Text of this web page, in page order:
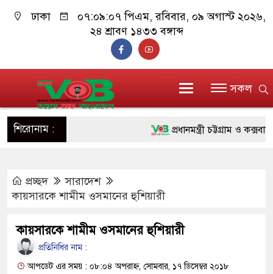
ঢাকা ০৭:০৯:০৮ পিএম, রবিবার, ০৯ অগাস্ট ২০২৬,
২৪ শ্রাবণ ১৪৩৩ বঙ্গাব্দ
সকল
শিরোনাম : প্রধানমন্ত্রী চট্টগ্রাম ও
দাঁড়াবে : ডা. জুবাইদা রহমান
ফ্যাসিবাদবিরোধী আন্দোলনে
প্রচ্ছদ
সারাদেশ
কায়সারকে শামীম ওসমানের হুশিয়ারী
কায়সারকে শামীম ওসমানের হুশিয়ারী
প্রতিনিধির নাম :
আপডেট এর সময় : ০৮:০৪ অপরাহ্ন, সোমবার, ১৭ ডিসেম্বর ২০১৮